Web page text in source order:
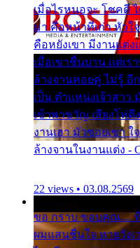
เมื่อไรหนอจะ โชคดี
มา คือหน้าที่เก่า หัวใ
คือหยังเขา มีงานแต่ง
เมื่อเขาชื่นบาน แต่เ
ล้างจานคอยคู่ ไม่รู้ อี
เป็น ตำแหน่งเจ้าสา
เข้าพาขวัญ เสียงโห่
งานเฮา มัวซอยเขา
ล้างจานในงานแต่ง -
22 views • 03.08.2569
ขอ กราบ ขอบคุณ....
ผมแสนชื่นใจ หายวังเ